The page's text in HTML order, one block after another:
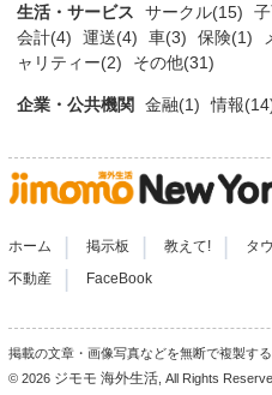
生活・サービス サークル(15)
会計(4)
運送(4) 車(3) 保険(1)
ャリティー(2)
その他(31)
企業・公共機関 金融(1) 情報
ホーム 掲示板 教えて! タ
不動産 FaceBook
掲載の文章・画像写真などを無断で複製す
© 2026 ジモモ 海外生活 , All Rights